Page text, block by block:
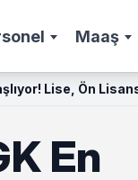
Maaş
Lise, Ön
En